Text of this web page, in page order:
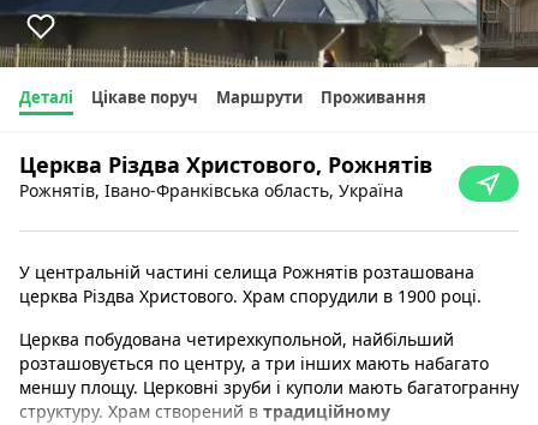
Деталі Цікаве поруч Маршрути Проживання
Церква Різдва Христового, Рожнятів
Рожнятів, Івано-Франківська область, Україна
У центральній частині селища Рожнятів розташована
церква Різдва Христового. Храм спорудили в 1900 році.
Церква побудована четирехкупольной, найбільший
розташовується по центру, а три інших мають набагато
меншу площу. Церковні зруби і куполи мають багатогранну
структуру. Храм створений в традиційному